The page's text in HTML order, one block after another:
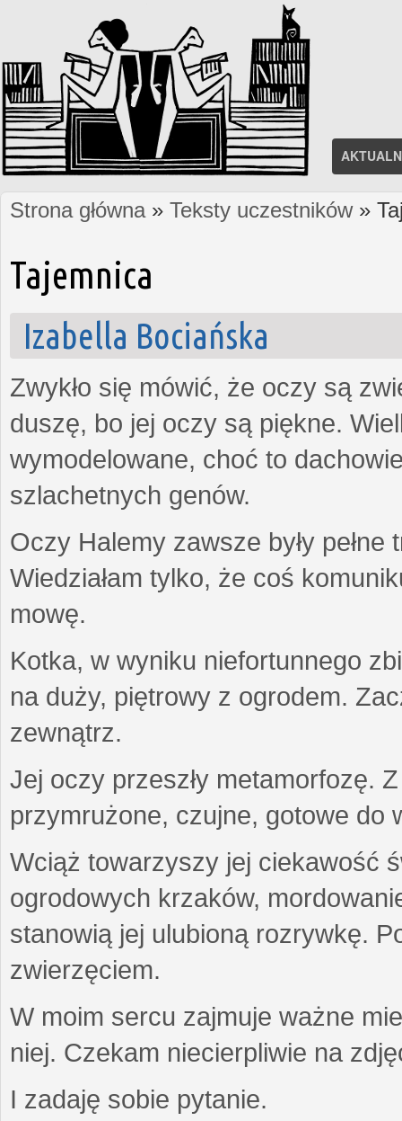
Jesteś tutaj
Strona główna» Teksty uczestników»
Tajemnica
Izabella Bociańska
Zwykło się mówić, że oczy są
duszę, bo jej oczy są piękne.
wymodelowane, choć to
szlachetnych genów.
Oczy Halemy zawsze były
Wiedziałam tylko, że coś
mowę.
Kotka, w wyniku niefortunnego
na duży, piętrowy z ogrodem.
zewnątrz.
Jej oczy przeszły metamorfozę.
przymrużone, czujne, gotowe do
Wciąż towarzyszy jej ciekawość
ogrodowych krzaków,
stanowią jej ulubioną rozrywkę.
zwierzęciem.
W moim sercu zajmuje ważne
niej. Czekam niecierpliwie na
I zadaję sobie pytanie.